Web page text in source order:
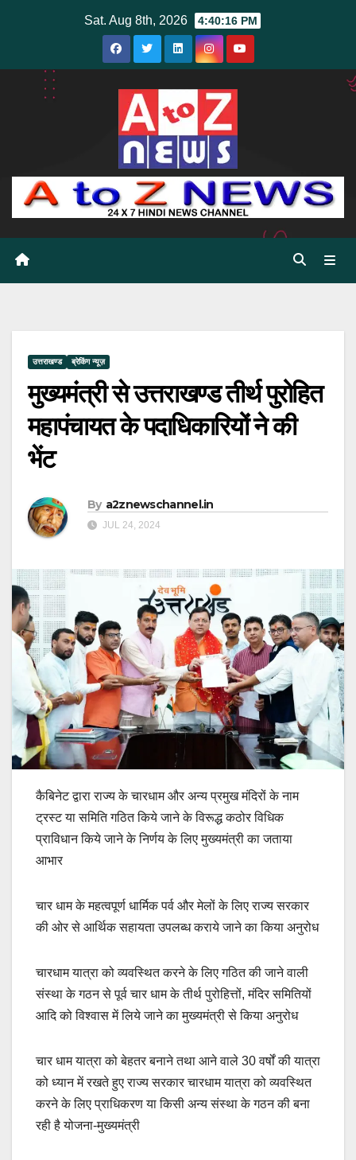
Sat. Aug 8th, 2026 4:40:18 PM
उत्तराखण्ड ब्रेकिंग न्यूज़
मुख्यमंत्री से उत्तराखण्ड तीर्थ पुरोहित
महापंचायत के पदाधिकारियों ने की
भेंट
By a2znewschannel.in
JUL 24, 2024
कैबिनेट द्वारा राज्य के चारधाम और अन्य प्रमुख मंदिरों के नाम
ट्रस्ट या समिति गठित किये जाने के विरूद्ध कठोर विधिक
प्राविधान किये जाने के निर्णय के लिए मुख्यमंत्री का जताया
आभार
चार धाम के महत्वपूर्ण धार्मिक पर्व और मेलों के लिए राज्य सरकार
की ओर से आर्थिक सहायता उपलब्ध कराये जाने का किया अनुरोध
चारधाम यात्रा को व्यवस्थित करने के लिए गठित की जाने वाली
संस्था के गठन से पूर्व चार धाम के तीर्थ पुरोहित्तों, मंदिर समितियों
आदि को विश्वास में लिये जाने का मुख्यमंत्री से किया अनुरोध
चार धाम यात्रा को बेहतर बनाने तथा आने वाले 30 वर्षों की यात्रा
को ध्यान में रखते हुए राज्य सरकार चारधाम यात्रा को व्यवस्थित
करने के लिए प्राधिकरण या किसी अन्य संस्था के गठन की बना
रही है योजना-मुख्यमंत्री